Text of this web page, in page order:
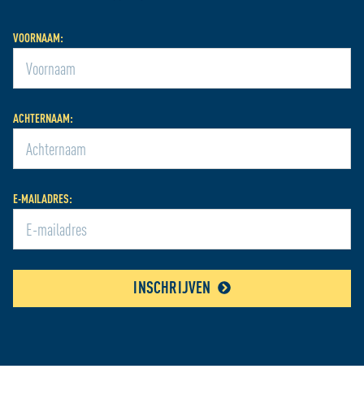
analyse zodat we ook buiten onze website een
persoonlijke ervaring kunnen bieden. Voor meer
informatie over hoe wij cookies gebruiken, bekijk onze
Cookie Policy
VOORNAAM:
ACHTERNAAM:
E-MAILADRES:
INSCHRIJVEN